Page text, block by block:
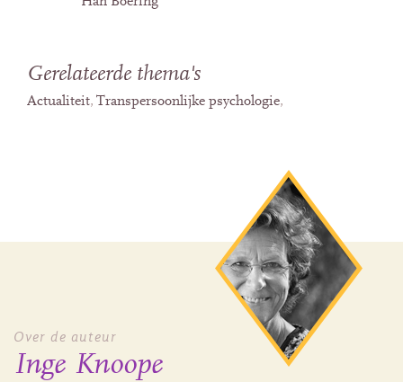
Gerelateerde thema's
Actualiteit Transpersoonlijke psychologie
Over de auteur
Inge Knoope